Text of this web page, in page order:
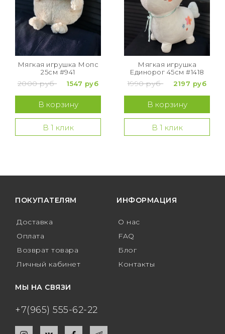
Мягкая игрушка Мопс
25см #941
2000 руб 1547 руб
В корзину
В 1 клик
Мягкая игрушка
Единорог 45см #1418
1990 руб 2197 руб
В корзину
В 1 клик
ПОКУПАТЕЛЯМ
Доставка
Оплата
Возврат товара
Личный кабинет
ИНФОРМАЦИЯ
О нас
FAQ
Блог
Контакты
МЫ НА СВЯЗИ
+7(965) 555-62-22